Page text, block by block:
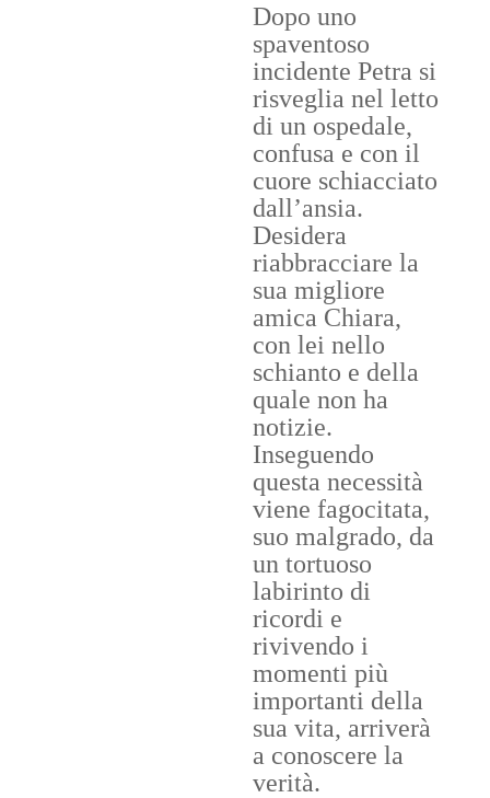
Dopo uno
spaventoso
incidente Petra si
risveglia nel letto
di un ospedale,
confusa e con il
cuore schiacciato
dall’ansia.
Desidera
riabbracciare la
sua migliore
amica Chiara,
con lei nello
schianto e della
quale non ha
notizie.
Inseguendo
questa necessità
viene fagocitata,
suo malgrado, da
un tortuoso
labirinto di
ricordi e
rivivendo i
momenti più
importanti della
sua vita, arriverà
a conoscere la
verità.